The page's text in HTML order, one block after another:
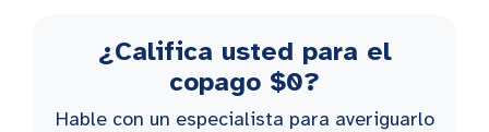
¿Califica usted para el
copago $0?
Hable con un especialista para averiguarlo